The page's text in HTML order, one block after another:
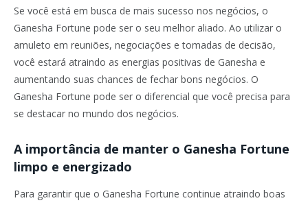
Se você está em busca de mais sucesso nos negócios, o
Ganesha Fortune pode ser o seu melhor aliado. Ao utilizar o
amuleto em reuniões, negociações e tomadas de decisão,
você estará atraindo as energias positivas de Ganesha e
aumentando suas chances de fechar bons negócios. O
Ganesha Fortune pode ser o diferencial que você precisa para
se destacar no mundo dos negócios.
A importância de manter o Ganesha Fortune
limpo e energizado
Para garantir que o Ganesha Fortune continue atraindo boas